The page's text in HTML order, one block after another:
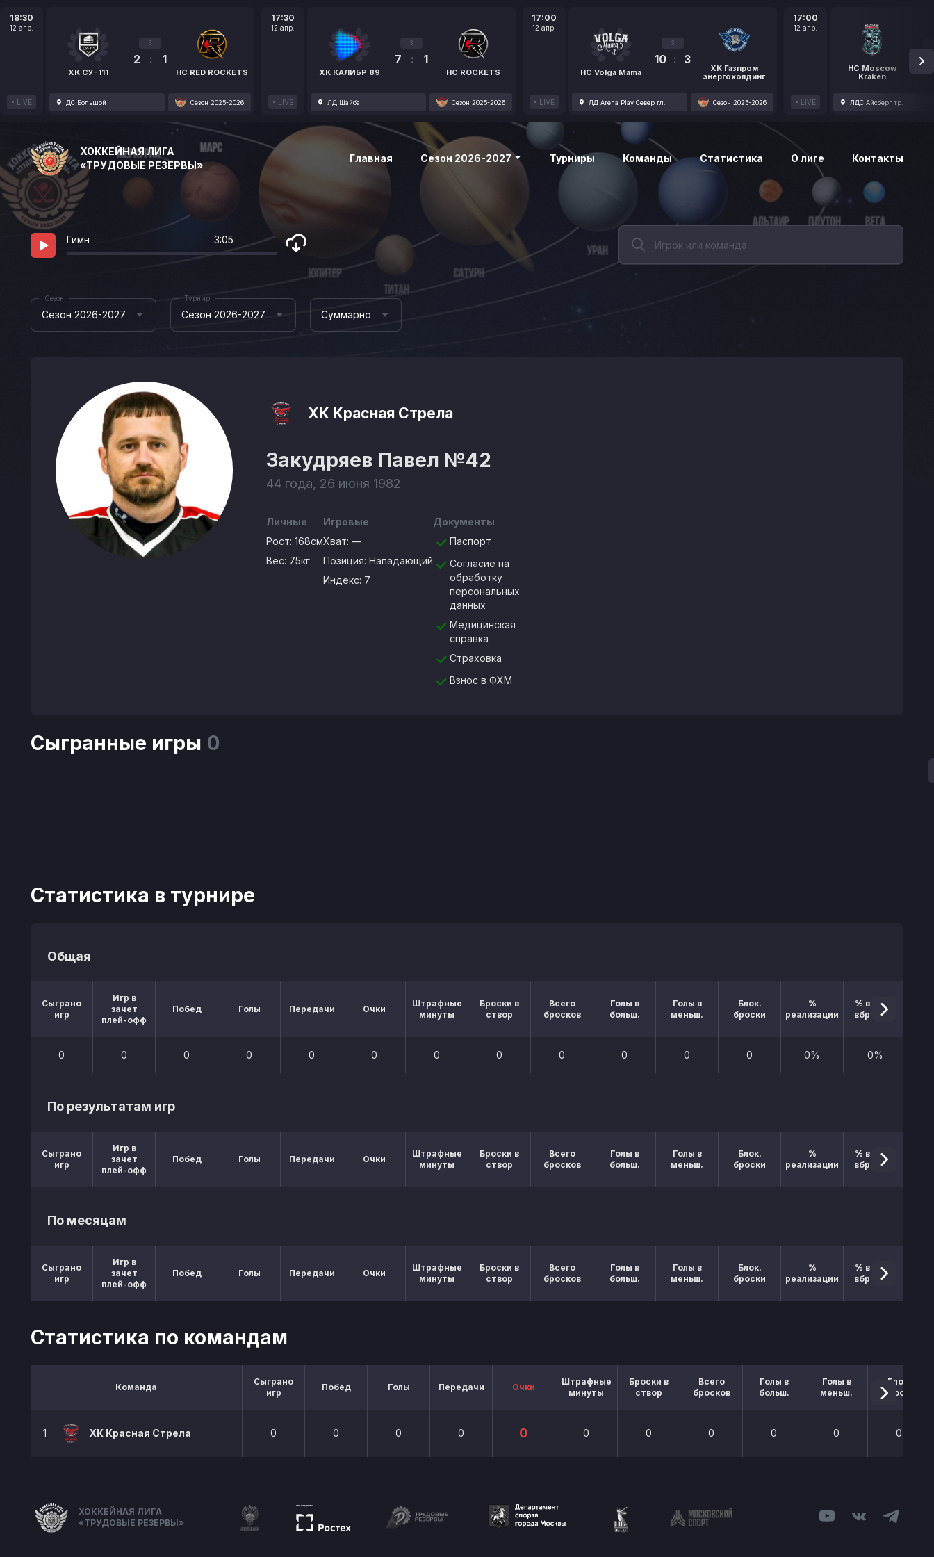
18:30
12 апр.
LIVE
ХК СУ-111
3
2 : 1
HC RED ROCKETS
ДС Большой Сезон 2025-2026
17:30
12 апр.
LIVE
ХК КАЛИБР 89
3
7 : 1
HC ROCKETS
ЛД Шайба Сезон 2025-2026
17:00
12 апр.
LIVE
HC Volga Mama
3
10 : 3
ХК Газпром
энергохолдинг
ЛД Arena Play Север гл. Сезон 2025-2026
17:00
12 апр.
LIVE
HC Moscow
Kraken
1
ЛДС Айсберг тр.
ХОККЕЙНАЯ ЛИГА
«ТРУДОВЫЕ РЕЗЕРВЫ»
Главная Сезон 2026-2027 Турниры Команды Статистика О лиге Контакты
Гимн 3:05
Сезон 2026-2027
Сезон
Сезон 2026-2027
Турнир
Суммарно
ХК Красная Стрела
Закудряев Павел №42
44 года, 26 июня 1982
Личные
Рост: 168см
Вес: 75кг
Игровые
Хват: —
Позиция: Нападающий
Индекс: 7
Документы
Паспорт
Согласие на
обработку
персональных
данных
Медицинская
справка
Страховка
Взнос в ФХМ
Сыгранные игры 0
Статистика в турнире
Общая
Сыграно
игр
Игр в
зачет
плей-офф
Побед Голы Передачи Очки
Штрафные
минуты
Броски в
створ
Всего
бросков
Голы в
больш.
Голы в
меньш.
Блок.
броски
%
реализации
% выигр.
вбрасыв.
0 0 0 0 0 0 0 0 0 0 0 0 0% 0%
По результатам игр
Сыграно
игр
Игр в
зачет
плей-офф
Побед Голы Передачи Очки
Штрафные
минуты
Броски в
створ
Всего
бросков
Голы в
больш.
Голы в
меньш.
Блок.
броски
%
реализации
% выигр.
вбрасыв.
По месяцам
Сыграно
игр
Игр в
зачет
плей-офф
Побед Голы Передачи Очки
Штрафные
минуты
Броски в
створ
Всего
бросков
Голы в
больш.
Голы в
меньш.
Блок.
броски
%
реализации
% выигр.
вбрасыв.
Статистика по командам
Команда
Сыграно
игр
Побед Голы Передачи Очки
Штрафные
минуты
Броски в
створ
Всего
бросков
Голы в
больш.
Голы в
меньш.
Блок.
броски
1 ХК Красная Стрела 0 0 0 0 0 0 0 0 0 0 0
ХОККЕЙНАЯ ЛИГА
«ТРУДОВЫЕ РЕЗЕРВЫ»